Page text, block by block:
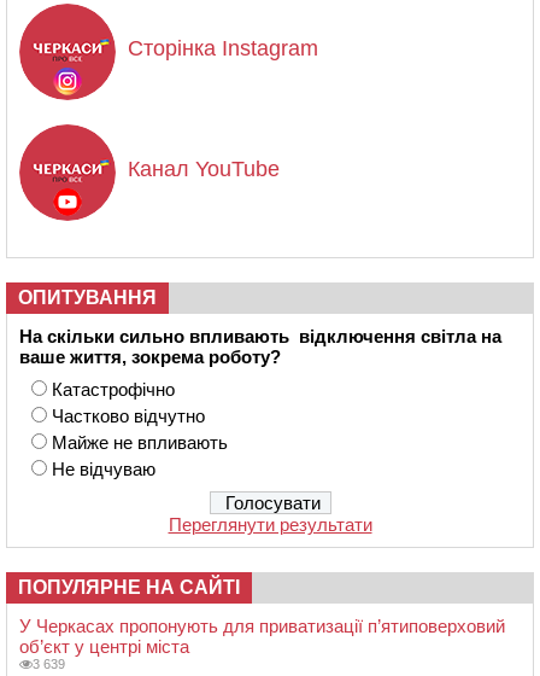
Сторінка Instagram
Канал YouTube
ОПИТУВАННЯ
На скільки сильно впливають відключення світла на
ваше життя, зокрема роботу?
Катастрофічно
Частково відчутно
Майже не впливають
Не відчуваю
Переглянути результати
ПОПУЛЯРНЕ НА САЙТІ
У Черкасах пропонують для приватизації п’ятиповерховий
об’єкт у центрі міста
3 639